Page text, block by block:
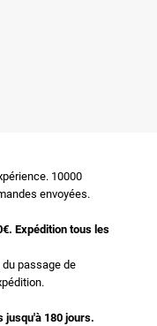
10000
envoyées.
Expédition tous les
passage de
jusqu'à 180 jours.